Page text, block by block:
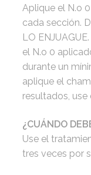
Aplique el N.o
cada sección.
LO
el N.o 0
durante un
aplique el
resultados,
¿CUÁNDO
Use el
tres veces por